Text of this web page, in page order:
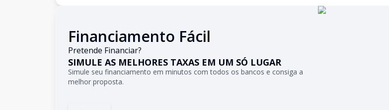
Financiamento Fácil
Pretende Financiar?
SIMULE AS MELHORES TAXAS EM UM SÓ LUGAR
Simule seu financiamento em minutos com todos os bancos e consiga a
melhor proposta.